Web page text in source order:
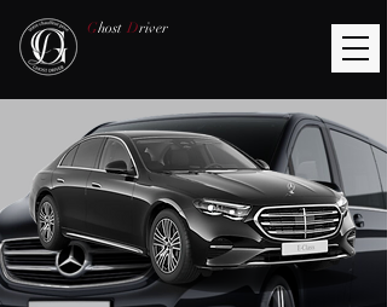
Ghost Driver